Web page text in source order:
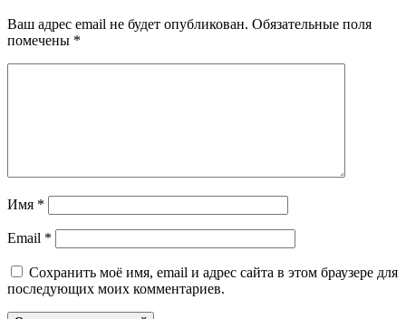
Ваш адрес email не будет опубликован. Обязательные поля
помечены *
Имя *
Email *
Сохранить моё имя, email и адрес сайта в этом браузере для
последующих моих комментариев.